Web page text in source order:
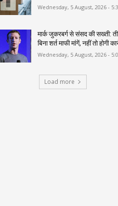
Wednesday, 5 August, 2026 -
मार्क जुकरबर्ग से संसद की सख्ती:
बिना शर्त माफी मांगें, नहीं तो होगी
Wednesday, 5 August, 2026 -
Load more